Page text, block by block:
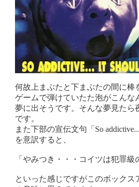
何故上まぶたと下まぶたの間に棒
ゲームで弾けていたた泡がこんな
夢に出そうです。そんな夢見たら
です。
また下部の宣伝文句「So
を意訳すると、
「やみつき・・・コイツは犯罪級
といった感じですがこのボックス